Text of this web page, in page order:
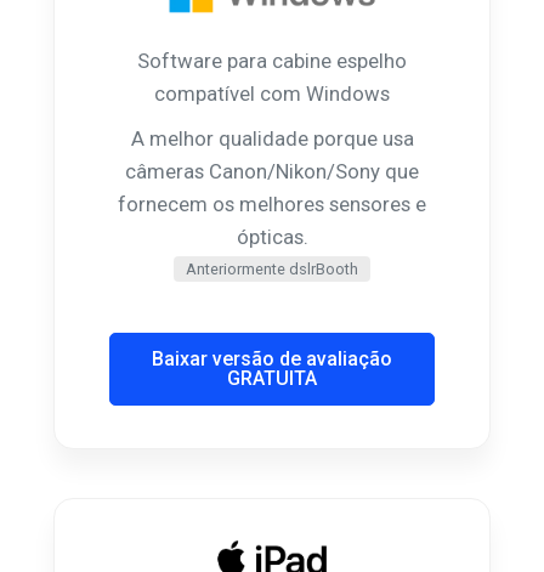
Software para cabine espelho
compatível com Windows
A melhor qualidade porque usa
câmeras Canon/Nikon/Sony que
fornecem os melhores sensores e
ópticas.
Anteriormente dslrBooth
Baixar versão de avaliação
GRATUITA